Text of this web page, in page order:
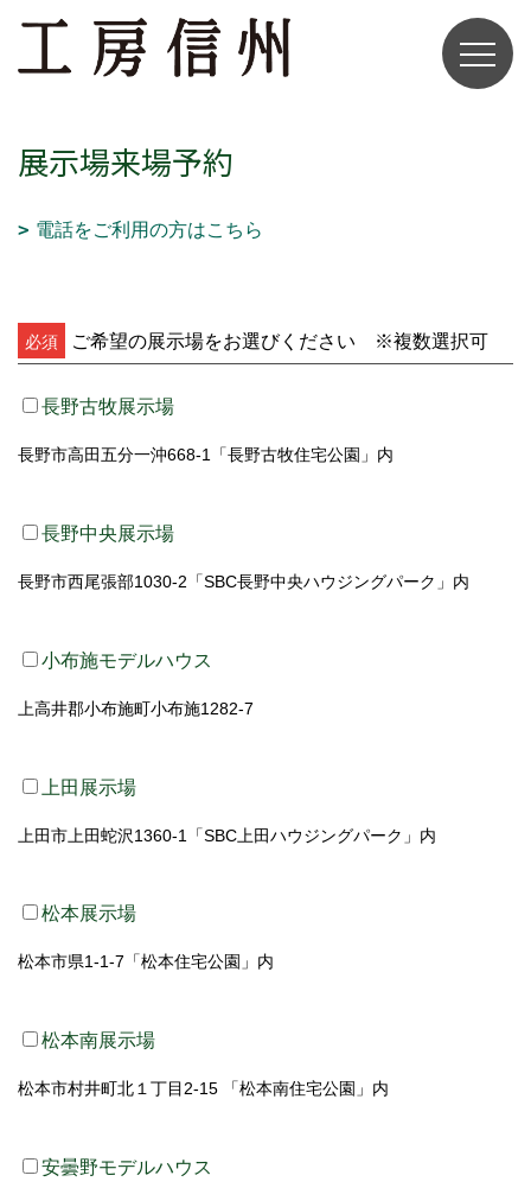
展示場来場予約
電話をご利用の方はこちら
必須 ご希望の展示場をお選びください ※複数選択可
長野古牧展示場
長野市高田五分一沖668-1「長野古牧住宅公園」内
長野中央展示場
長野市西尾張部1030-2「SBC長野中央ハウジングパーク」内
小布施モデルハウス
上高井郡小布施町小布施1282-7
上田展示場
上田市上田蛇沢1360-1「SBC上田ハウジングパーク」内
松本展示場
松本市県1-1-7「松本住宅公園」内
松本南展示場
松本市村井町北１丁目2-15 「松本南住宅公園」内
安曇野モデルハウス